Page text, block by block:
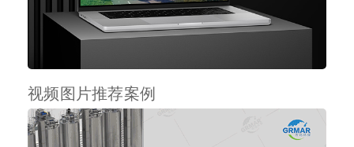
视频图片推荐案例